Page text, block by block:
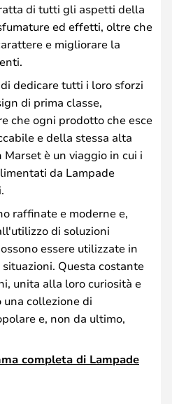
di tutti gli aspetti della
ed effetti, oltre che
e migliorare la
dedicare tutti i loro sforzi
di prima classe,
che ogni prodotto che esce
e della stessa alta
è un viaggio in cui i
da Lampade
raffinate e moderne e,
di soluzioni
essere utilizzate in
Questa costante
unita alla loro curiosità e
collezione di
e, non da ultimo,
completa di Lampade